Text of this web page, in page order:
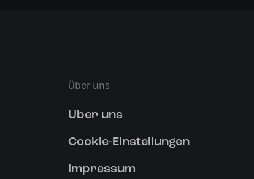
Über uns
Uber uns
Cookie-Einstellungen
Impressum